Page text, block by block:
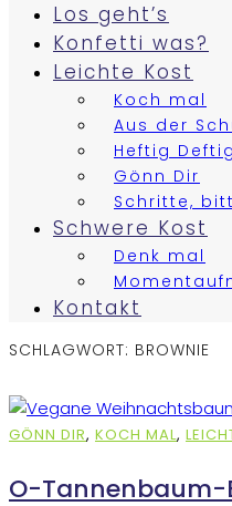
Los geht’s
Konfetti was?
Leichte Kost
Koch mal
Aus der
Heftig Deftig
Gönn Dir
Schritte,
Schwere Kost
Denk mal
Kontakt
SCHLAGWORT: BROWNIE
GÖNN DIR, KOCH MAL,
O-Tannenbaum-